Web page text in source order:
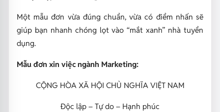
Một mẫu đơn vừa đúng chuẩn, vừa có điểm nhấn sẽ
giúp bạn nhanh chóng lọt vào “mắt xanh” nhà tuyển
dụng.
Mẫu đơn xin việc ngành Marketing:
CỘNG HÒA XÃ HỘI CHỦ NGHĨA VIỆT NAM
Độc lập – Tự do – Hạnh phúc